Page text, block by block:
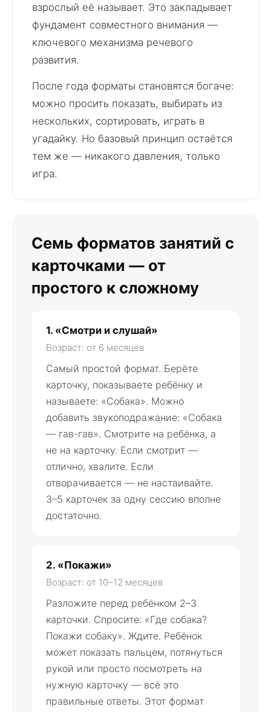
взрослый её называет. Это закладывает
фундамент совместного внимания —
ключевого механизма речевого
развития.
После года форматы становятся богаче:
можно просить показать, выбирать из
нескольких, сортировать, играть в
угадайку. Но базовый принцип остаётся
тем же — никакого давления, только
игра.
Семь форматов занятий с
карточками — от
простого к сложному
1. «Смотри и слушай»
Возраст: от 6 месяцев
Самый простой формат. Берёте
карточку, показываете ребёнку и
называете: «Собака». Можно
добавить звукоподражание: «Собака
— гав-гав». Смотрите на ребёнка, а
не на карточку. Если смотрит —
отлично, хвалите. Если
отворачивается — не настаивайте.
3–5 карточек за одну сессию вполне
достаточно.
2. «Покажи»
Возраст: от 10–12 месяцев
Разложите перед ребёнком 2–3
карточки. Спросите: «Где собака?
Покажи собаку». Ждите. Ребёнок
может показать пальцем, потянуться
рукой или просто посмотреть на
нужную карточку — всё это
правильные ответы. Этот формат